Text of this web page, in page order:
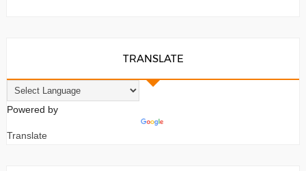
TRANSLATE
Powered by
Translate